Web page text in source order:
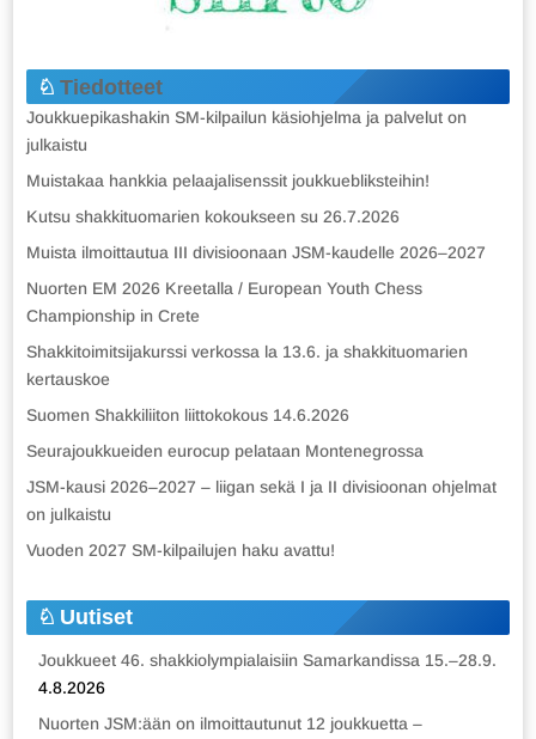
Tiedotteet
Joukkuepikashakin SM-kilpailun käsiohjelma ja palvelut on
julkaistu
Muistakaa hankkia pelaajalisenssit joukkuebliksteihin!
Kutsu shakkituomarien kokoukseen su 26.7.2026
Muista ilmoittautua III divisioonaan JSM-kaudelle 2026–2027
Nuorten EM 2026 Kreetalla / European Youth Chess
Championship in Crete
Shakkitoimitsijakurssi verkossa la 13.6. ja shakkituomarien
kertauskoe
Suomen Shakkiliiton liittokokous 14.6.2026
Seurajoukkueiden eurocup pelataan Montenegrossa
JSM-kausi 2026–2027 – liigan sekä I ja II divisioonan ohjelmat
on julkaistu
Vuoden 2027 SM-kilpailujen haku avattu!
Uutiset
Joukkueet 46. shakkiolympialaisiin Samarkandissa 15.–28.9.
4.8.2026
Nuorten JSM:ään on ilmoittautunut 12 joukkuetta –